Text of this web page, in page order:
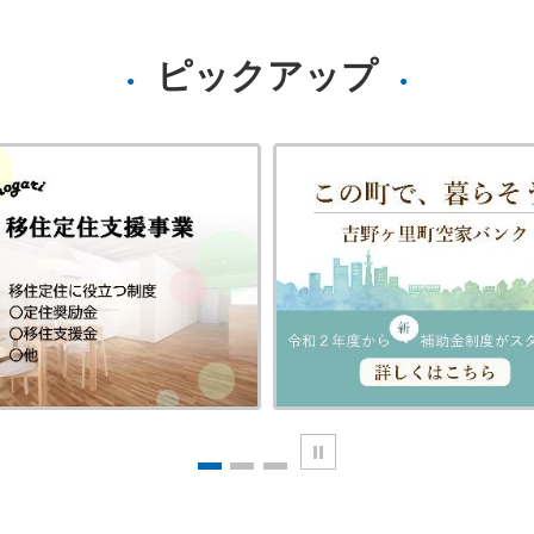
ピックアップ
1 2 3